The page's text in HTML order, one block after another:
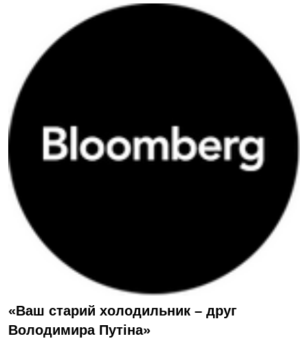
«Ваш старий холодильник – друг
Володимира Путіна»